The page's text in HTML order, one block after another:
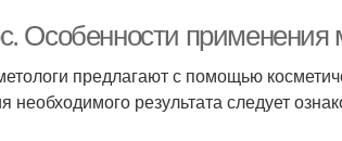
Особенности применения
предлагают с помощью
результата следует